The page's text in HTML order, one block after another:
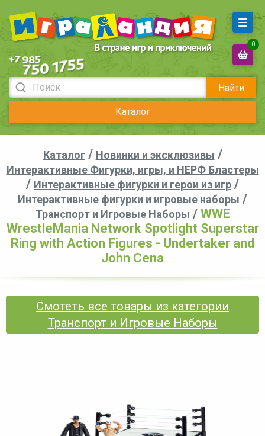
Найти
Каталог
0
Каталог/ Новинки и эксклюзивы /
Интерактивные Фигурки, игры, и НЕРФ Бластеры
/ Интерактивные фигурки и герои из игр /
Интерактивные фигурки и игровые наборы /
Транспорт и Игровые Наборы / WWE
WrestleMania Network Spotlight Superstar
Ring with Action Figures - Undertaker and
John Cena
Смотеть все товары из категории
Транспорт и Игровые Наборы